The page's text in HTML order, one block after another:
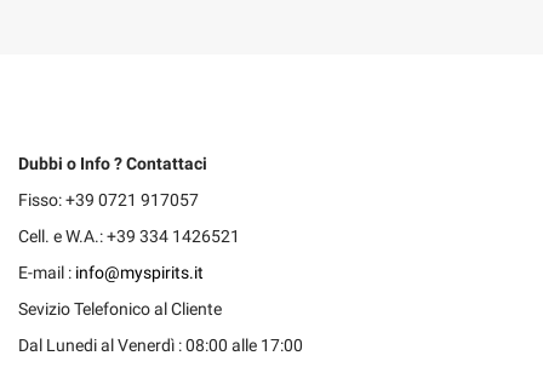
Dubbi o Info ? Contattaci
Fisso: +39 0721 917057
Cell. e W.A.: +39 334 1426521
E-mail : info@myspirits.it
Sevizio Telefonico al Cliente
Dal Lunedi al Venerdì : 08:00 alle 17:00